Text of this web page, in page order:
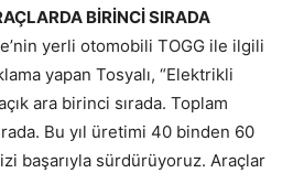
BİRİNCİ SIRADA
yerli otomobili TOGG ile ilgili
yapan Tosyalı, “Elektrikli
ara birinci sırada. Toplam
Bu yıl üretimi 40 binden 60
başarıyla sürdürüyoruz. Araçlar